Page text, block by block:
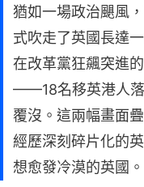
猶如一場政治颶風
式吹走了英國長達
在改革黨狂飆突進
——18名移英港人落
覆沒。這兩幅畫面
經歷深刻碎片化的
想愈發冷漠的英國。